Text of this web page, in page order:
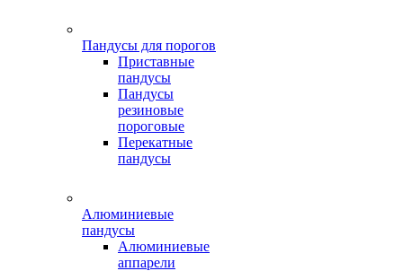
Пандусы для порогов
Приставные
пандусы
Пандусы
резиновые
пороговые
Перекатные
пандусы
Алюминиевые
пандусы
Алюминиевые
аппарели